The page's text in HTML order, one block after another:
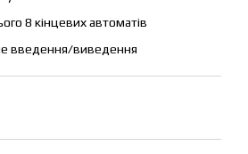
8 кінцевих автоматів
введення/виведення